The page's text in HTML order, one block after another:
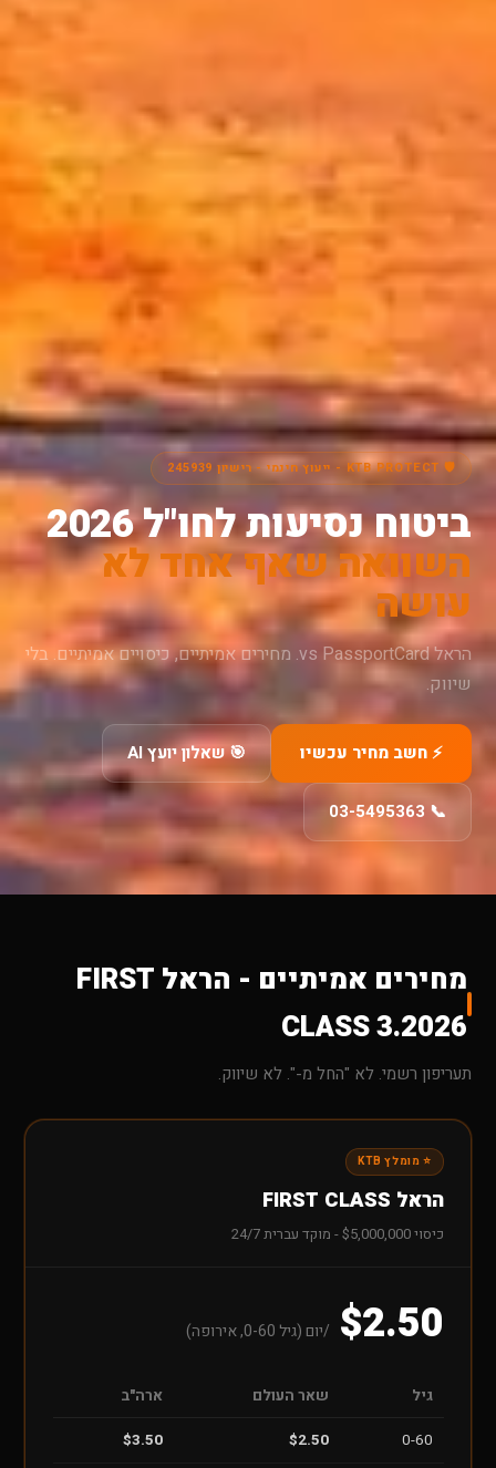
🛡️ KTB PROTECT - ייעוץ חינמי - רישיון 245939
ביטוח נסיעות לחו"ל 2026
השוואה שאף אחד לא
עושה
הראל vs PassportCard. מחירים אמיתיים, כיסויים אמיתיים. בלי
שיווק.
⚡ חשב מחיר עכשיו 🎯 שאלון יועץ AI
📞 03-5495363
מחירים אמיתיים - הראל FIRST
CLASS 3.2026
תעריפון רשמי. לא "החל מ-". לא שיווק.
⭐ מומלץ KTB
הראל FIRST CLASS
כיסוי $5,000,000 - מוקד עברית 24/7
$2.50 /יום (גיל 0-60, אירופה)
גיל שאר העולם
ארה"ב
0-60
$2.50
$3.50